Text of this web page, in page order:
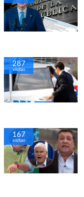
287
visitas
167
visitas